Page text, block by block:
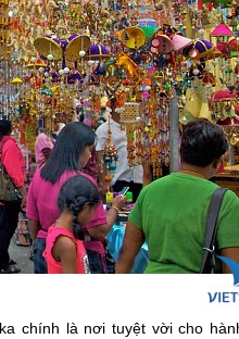
chính là nơi tuyệt vời cho